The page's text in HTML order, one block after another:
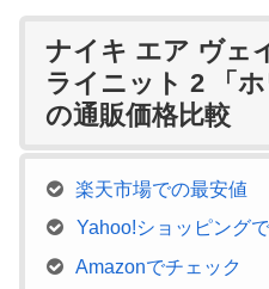
ナイキ エア ヴェ
ライニット 2 「
の通販価格比較
楽天市場での最安値
Yahoo!ショッピング
Amazonでチェック